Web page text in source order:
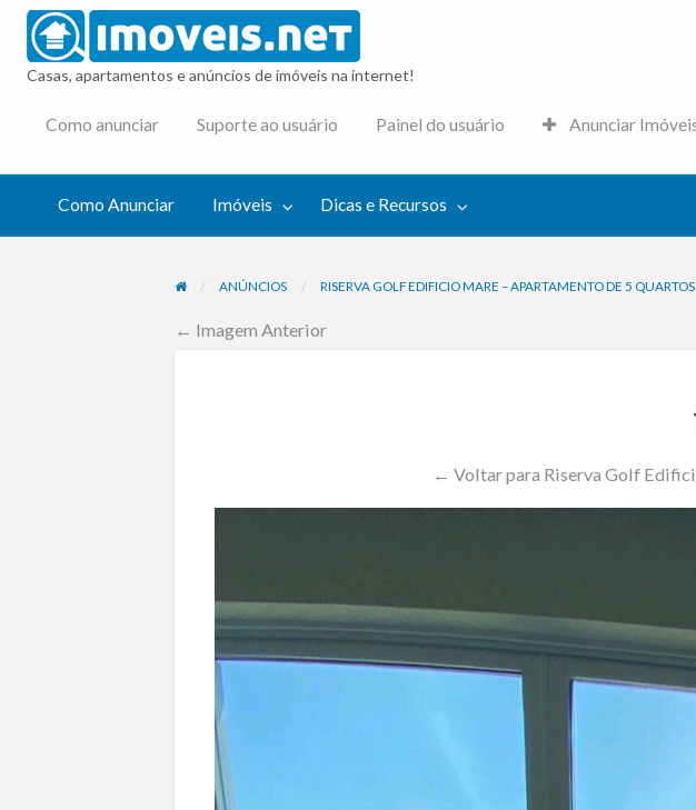
Casas, apartamentos e anúncios de imóveis na internet!
Como anunciar Suporte ao usuário Painel do usuário Anunciar
Como Anunciar Imóveis Dicas e Recursos
ANÚNCIOS RISERVA GOLF EDIFICIO MARE – APARTAMENTO DE 5
← Imagem Anterior
← Voltar para Riserva Golf